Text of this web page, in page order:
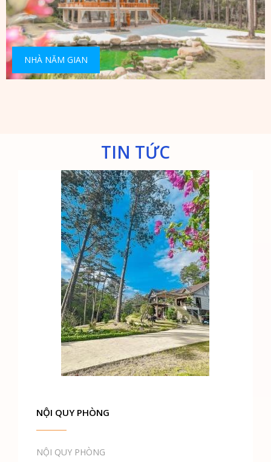
NHÀ NĂM GIAN
TIN TỨC
NỘI QUY PHÒNG
NỘI QUY PHÒNG